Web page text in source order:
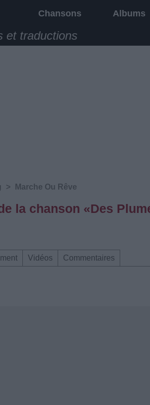
Chansons Albums
et traductions
> Marche Ou Rêve
la chanson «Des
Vidéos Commentaires